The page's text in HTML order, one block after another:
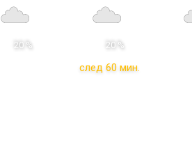
20 %
след 60 мин.
20 %